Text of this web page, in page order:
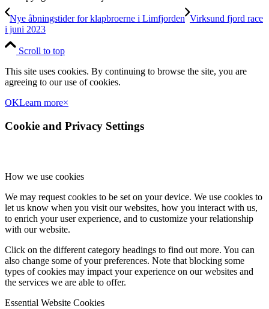
Nye åbningstider for klapbroerne i Limfjorden Virksund fjord race
i juni 2023
Scroll to top
This site uses cookies. By continuing to browse the site, you are
agreeing to our use of cookies.
OKLearn more×
Cookie and Privacy Settings
How we use cookies
We may request cookies to be set on your device. We use cookies to
let us know when you visit our websites, how you interact with us,
to enrich your user experience, and to customize your relationship
with our website.
Click on the different category headings to find out more. You can
also change some of your preferences. Note that blocking some
types of cookies may impact your experience on our websites and
the services we are able to offer.
Essential Website Cookies